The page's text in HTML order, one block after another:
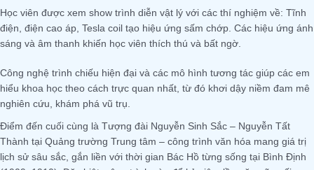
Học viên được xem show trình diễn vật lý với các thí nghiệm về: Tĩnh
điện, điện cao áp, Tesla coil tạo hiệu ứng sấm chớp. Các hiệu ứng ánh
sáng và âm thanh khiến học viên thích thú và bất ngờ.
Công nghệ trình chiếu hiện đại và các mô hình tương tác giúp các em
hiểu khoa học theo cách trực quan nhất, từ đó khơi dậy niềm đam mê
nghiên cứu, khám phá vũ trụ.
Điểm đến cuối cùng là Tượng đài Nguyễn Sinh Sắc – Nguyễn Tất
Thành tại Quảng trường Trung tâm – công trình văn hóa mang giá trị
lịch sử sâu sắc, gắn liền với thời gian Bác Hồ từng sống tại Bình Định